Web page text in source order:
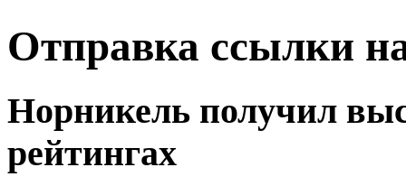
Отправка ссылки
Норникель получил
рейтингах